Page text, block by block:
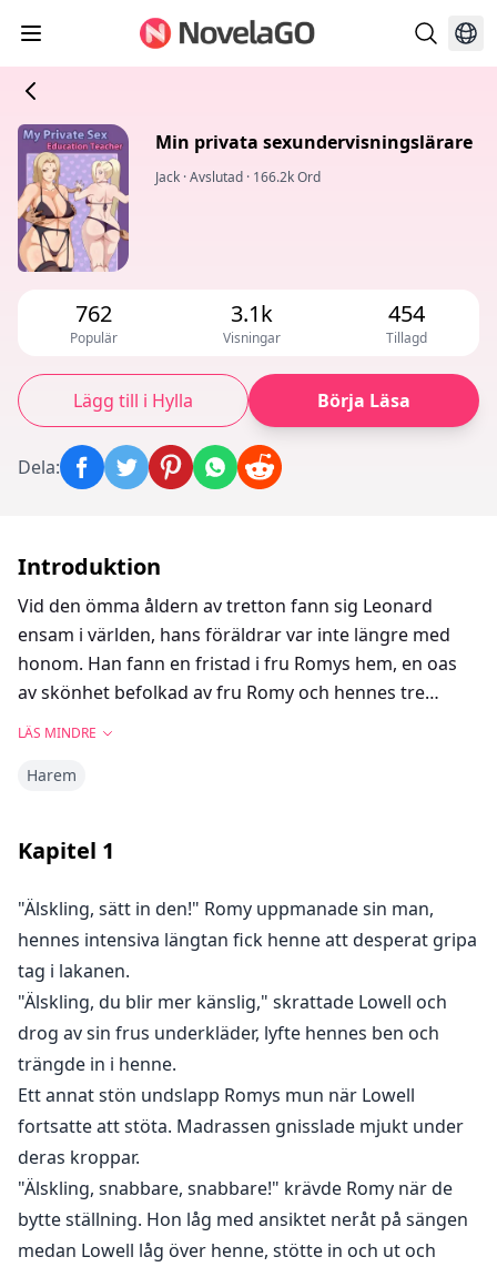
Min privata sexundervisningslärare
Jack ·Avslutad · 166.2k Ord
762
Populär
3.1k
Visningar
454
Tillagd
Lägg till i Hylla Börja Läsa
Dela:
Introduktion
Vid den ömma åldern av tretton fann sig Leonard
ensam i världen, hans föräldrar var inte längre med
honom. Han fann en fristad i fru Romys hem, en oas
av skönhet befolkad av fru Romy och hennes tre
döttrar, alla med statylika figurer och generösa kurvor.
om de vuxnas intima dans. Men en ödesdiger kväll
privat ögonblick, vilket väckte en nyfikenhet inom
honom om de fysiska njutningarnas mysterier, och
ledde honom till att utforska dessa frestande
njutningar på egen hand.
Nästa dag närmade sig fru Romy Leonard med en
allvarlig uppsyn och en oväntad proposition.
"Leonard," började hon, "jag ska lära dig konsten att
älska," ett uttalande som lämnade honom fullständigt
mållös. Denna privata lektion avbröts abrupt när
Scarlett, fru Romys dotter, stormade in. Med en
beslutsam blick i ögonen förklarade hon, "Jag tänker
vara med och bli Leonards instruktör i intimitetens
konst."
LÄS MINDRE
Harem
Kapitel 1
"Älskling, sätt in den!" Romy uppmanade sin man,
hennes intensiva längtan fick henne att desperat gripa
tag i lakanen.
"Älskling, du blir mer känslig," skrattade Lowell och
drog av sin frus underkläder, lyfte hennes ben och
trängde in i henne.
Ett annat stön undslapp Romys mun när Lowell
fortsatte att stöta. Madrassen gnisslade mjukt under
deras kroppar.
"Älskling, snabbare, snabbare!" krävde Romy när de
bytte ställning. Hon låg med ansiktet neråt på sängen
medan Lowell låg över henne, stötte in och ut och